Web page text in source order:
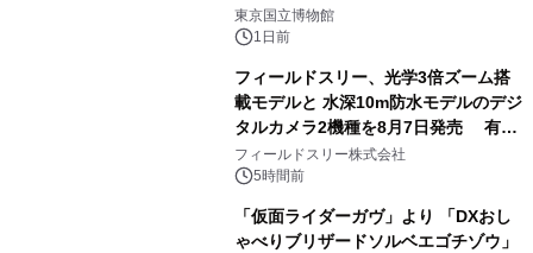
東京国立博物館
1日前
フィールドスリー、光学3倍ズーム搭
載モデルと 水深10m防水モデルのデジ
タルカメラ2機種を8月7日発売 有効
約1300万画素、用途別に選べるコンデ
ジ新登場
フィールドスリー株式会社
5時間前
「仮面ライダーガヴ」より 「DXおし
ゃべりブリザードソルベエゴチゾウ」